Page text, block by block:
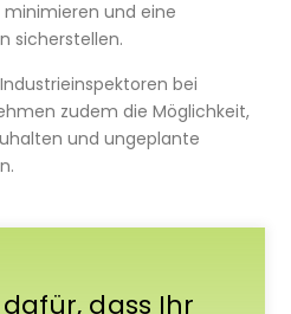
und eine
sicherstellen.
bei
zudem die Möglichkeit,
und ungeplante
dass Ihr